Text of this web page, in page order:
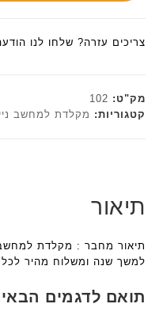
צריכים עזרה? שלחו לנו
מק"ט: 102
קטגוריות: מקלדת למחשב
תיאור
למשך שנה ומשלוח מהיר
תואם לדגמים